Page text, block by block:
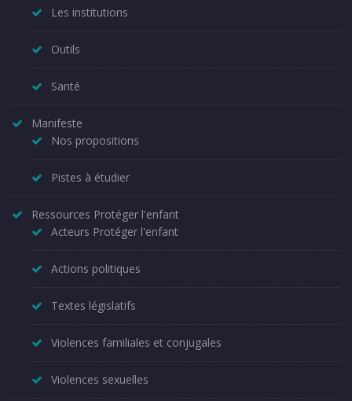
Les institutions
Outils
Santé
Manifeste
Nos propositions
Pistes à étudier
Ressources Protéger l'enfant
Acteurs Protéger l'enfant
Actions politiques
Textes législatifs
Violences familiales et conjugales
Violences sexuelles